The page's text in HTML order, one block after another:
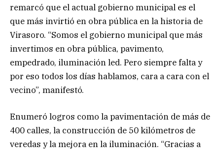
remarcó que el actual gobierno municipal es el
que más invirtió en obra pública en la historia de
Virasoro. “Somos el gobierno municipal que más
invertimos en obra pública, pavimento,
empedrado, iluminación led. Pero siempre falta y
por eso todos los días hablamos, cara a cara con el
vecino”, manifestó.
Enumeró logros como la pavimentación de más de
400 calles, la construcción de 50 kilómetros de
veredas y la mejora en la iluminación. “Gracias a